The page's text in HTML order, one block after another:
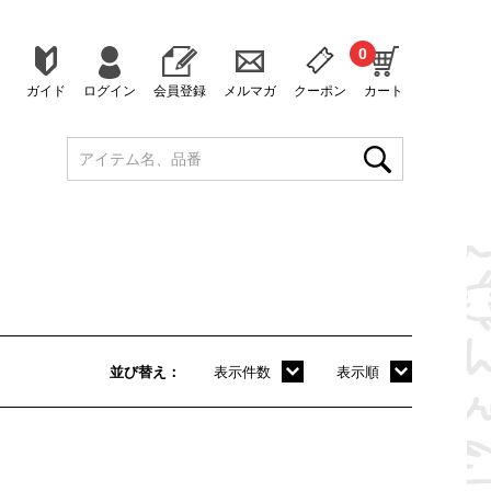
ガイド ログイン 会員登録 メルマガ クーポン カート
0
並び替え 表示件数 表示順